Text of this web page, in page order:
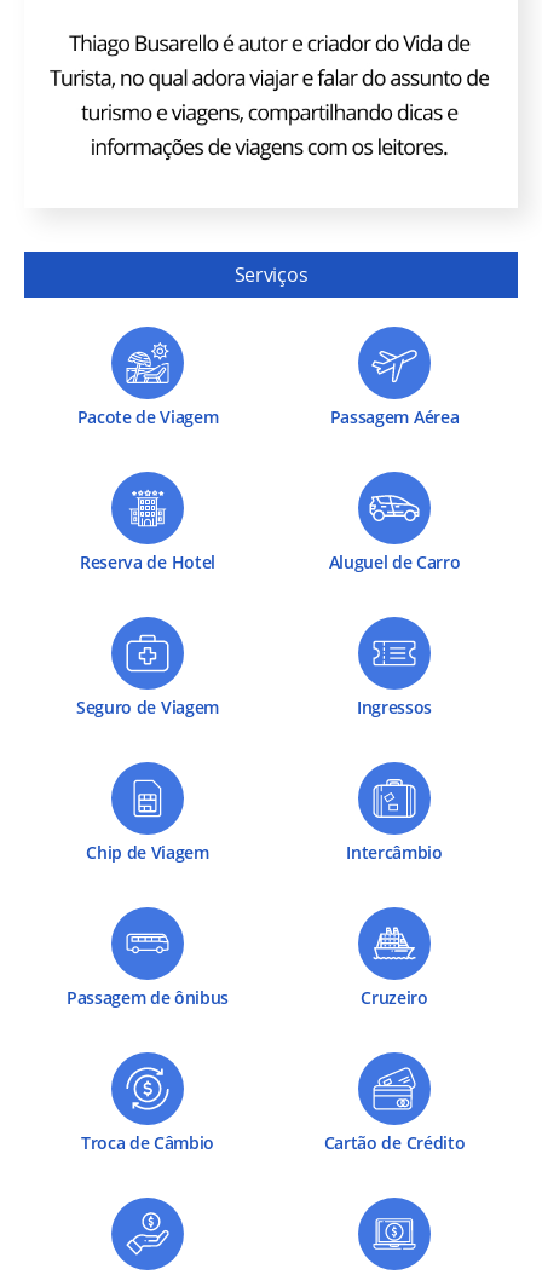
Serviços
Pacote de Viagem Passagem Aérea
Reserva de Hotel Aluguel de Carro
Seguro de Viagem Ingressos
Chip de Viagem Intercâmbio
Passagem de ônibus Cruzeiro
Troca de Câmbio Cartão de Crédito